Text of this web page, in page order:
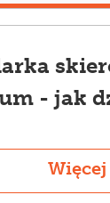
- jak
Więcej